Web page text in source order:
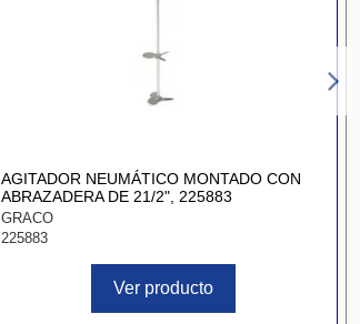
AGITADOR NEUMÁTICO MONTADO CON
ABRAZADERA DE 21/2", 225883
GRACO
225883
Ver producto